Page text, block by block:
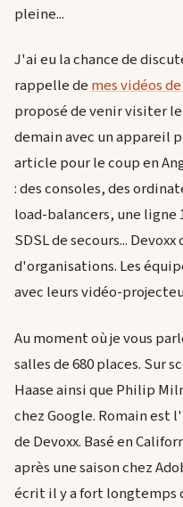
pleine...
J'ai eu la chance de
rappelle demes vidéos
proposé de venir visiter
demain avec un appareil
article pour le coup en
: des consoles, des
load-balancers, une
SDSL de secours...
d'organisations. Les
avec leurs vidéo-
Au moment où je vous
salles de 680 places. Sur
Haase ainsi que Philip
chez Google. Romain est
de Devoxx. Basé en
après une saison chez
écrit il y a fort longtemps